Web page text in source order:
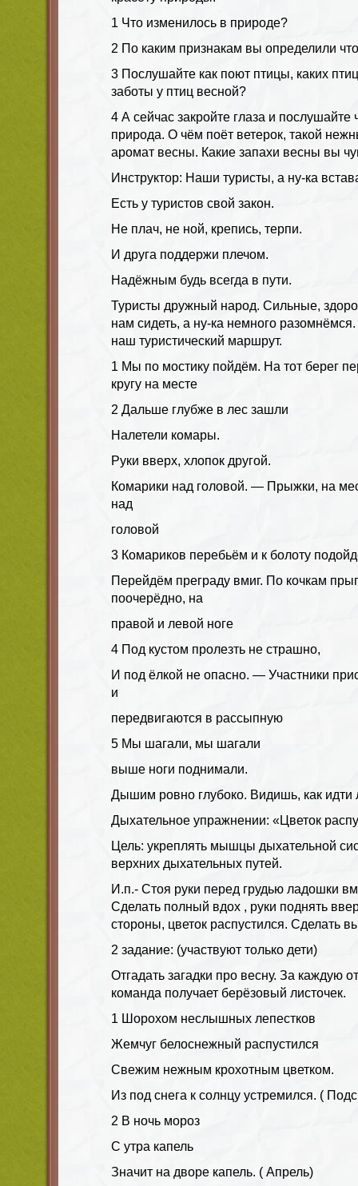
1 Что изменилось в природе?
2 По каким признакам вы определили
3 Послушайте как поют птицы, каких
заботы у птиц весной?
4 А сейчас закройте глаза и послушайте
природа. О чём поёт ветерок, такой
аромат весны. Какие запахи весны вы
Инструктор: Наши туристы, а ну-ка
Есть у туристов свой закон.
Не плач, не ной, крепись, терпи.
И друга поддержи плечом.
Надёжным будь всегда в пути.
Туристы дружный народ. Сильные,
нам сидеть, а ну-ка немного
наш туристический маршрут.
1 Мы по мостику пойдём. На тот берег
кругу на месте
2 Дальше глубже в лес зашли
Налетели комары.
Руки вверх, хлопок другой.
Комарики над головой. — Прыжки, на
над
головой
3 Комариков перебьём и к болоту
Перейдём преграду вмиг. По кочкам
поочерёдно, на
правой и левой ноге
4 Под кустом пролезть не страшно,
И под ёлкой не опасно. — Участники
и
передвигаются в рассыпную
5 Мы шагали, мы шагали
выше ноги поднимали.
Дышим ровно глубоко. Видишь, как идти
Дыхательное упражнении: «Цветок
Цель: укреплять мышцы дыхательной
верхних дыхательных путей.
И.п.- Стоя руки перед грудью ладошки
Сделать полный вдох , руки поднять
стороны, цветок распустился. Сделать
2 задание: (участвуют только дети)
Отгадать загадки про весну. За каждую
команда получает берёзовый листочек.
1 Шорохом неслышных лепестков
Жемчуг белоснежный распустился
Свежим нежным крохотным цветком.
Из под снега к солнцу устремился. (
2 В ночь мороз
С утра капель
Значит на дворе капель. ( Апрель)